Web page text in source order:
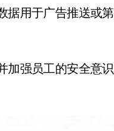
据用于广告推送或第
加强员工的安全意识